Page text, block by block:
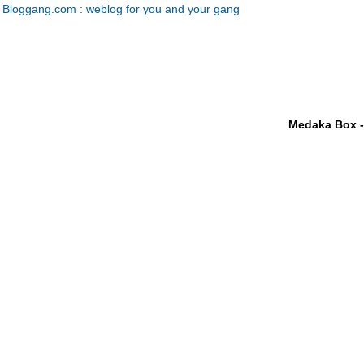
Bloggang.com : weblog for you and your gang
Medaka Box